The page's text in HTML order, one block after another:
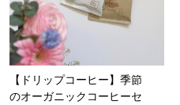
【ドリップコーヒー】季節
のオーガニックコーヒーセ